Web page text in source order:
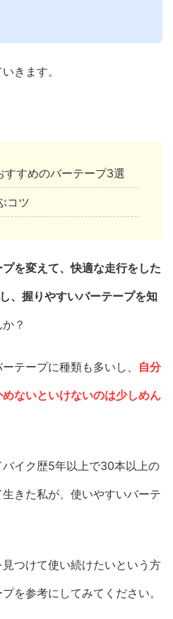
きます。
すすめのバーテープ3選
コツ
プを変えて、快適な走行をした
、握りやすいバーテープを知
？
テープに種類も多いし、 自分
ないといけないのは少しめん
イク歴5年以上で30本以上の
きた私が、使いやすいバーテ
つけて使い続けたいという方
を参考にしてみてください。